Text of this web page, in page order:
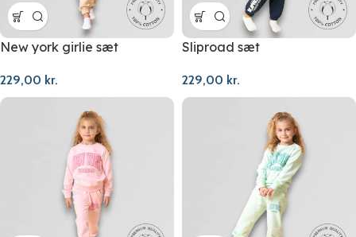
New york girlie sæt
229,00 kr.
Sliproad sæt
229,00 kr.